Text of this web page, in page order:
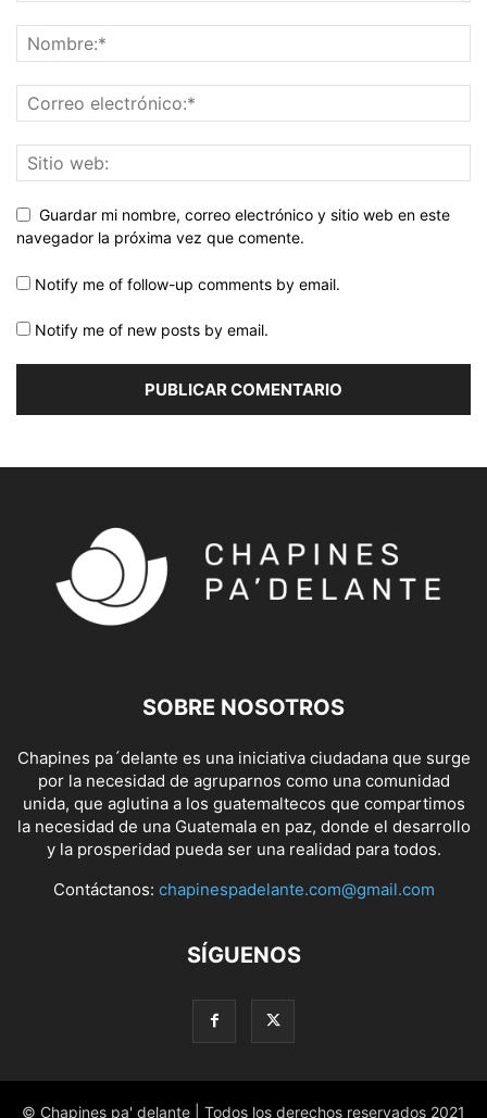
Guardar mi nombre, correo electrónico y sitio web en este
navegador la próxima vez que comente.
Notify me of follow-up comments by email.
Notify me of new posts by email.
SOBRE NOSOTROS
Chapines pa´delante es una iniciativa ciudadana que surge
por la necesidad de agruparnos como una comunidad
unida, que aglutina a los guatemaltecos que compartimos
la necesidad de una Guatemala en paz, donde el desarrollo
y la prosperidad pueda ser una realidad para todos.
Contáctanos: chapinespadelante.com@gmail.com
SÍGUENOS
© Chapines pa' delante | Todos los derechos reservados 2021